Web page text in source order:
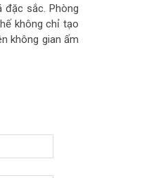
đặc sắc. Phòng
không chỉ tạo
không gian ấm